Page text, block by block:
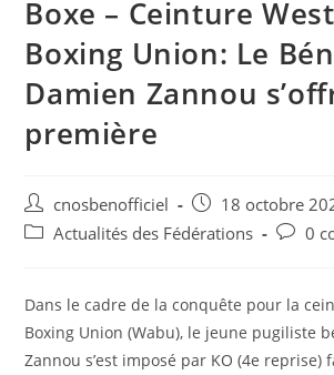
Boxe – Ceinture
Boxing Union: Le
Damien Zannou
première
cnosbenofficiel
18 octobre
Actualités des Fédérations
0
Dans le cadre de la conquête pour la
Boxing Union (Wabu), le jeune pugiliste
Zannou s’est imposé par KO (4e reprise)